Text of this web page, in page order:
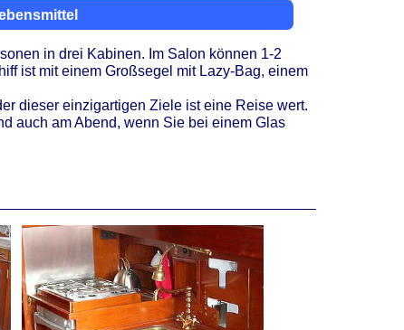
in drei Kabinen. Im Salon können 1-2
ist mit einem Großsegel mit Lazy-Bag, einem
dieser einzigartigen Ziele ist eine Reise wert.
auch am Abend, wenn Sie bei einem Glas